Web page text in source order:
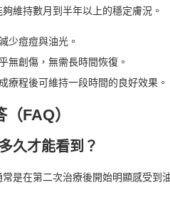
維持數月到半年以上的穩定膚況。
少痘痘與油光。
無創傷，無需長時間恢復。
療程後可維持一段時間的良好效果。
FAQ）
久才能看到？
是在第二次治療後開始明顯感受到